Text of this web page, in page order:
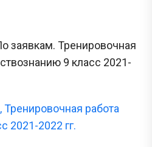
заявкам. Тренировочная
9 класс 2021-
Тренировочная работа
2021-2022 гг.